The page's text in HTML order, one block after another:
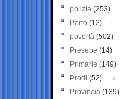
polizia (253)
Porto (12)
povertà (502)
Presepe (14)
Primarie (149)
Prodi (52)
Provincia (139)